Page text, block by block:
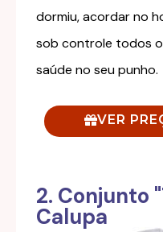
dormiu, acordar no
sob controle todos
saúde no seu punho.
VER
2. Conjunto
Calupa